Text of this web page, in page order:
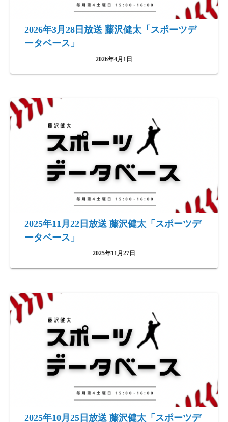
2026年3月28日放送 藤沢健太「スポーツデ
ータベース」
2026年4月1日
2025年11月22日放送 藤沢健太「スポーツデ
ータベース」
2025年11月27日
2025年10月25日放送 藤沢健太「スポーツデ